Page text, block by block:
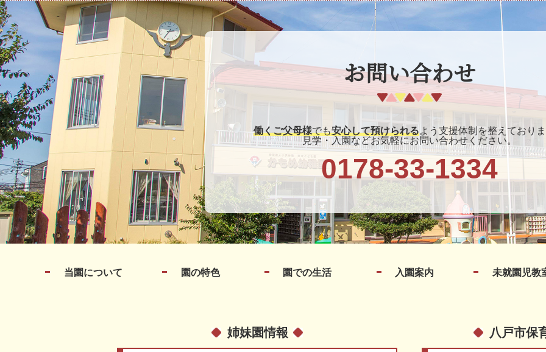
お問い合わせ
働くご父母様でも安心して預けられるよう支援体制を整えており
見学・入園などお気軽にお問い合わせください。
0178-33-1334
当園について 園の特色 園での生活 入園案内 未就園児教
姉妹園情報 八戸市保